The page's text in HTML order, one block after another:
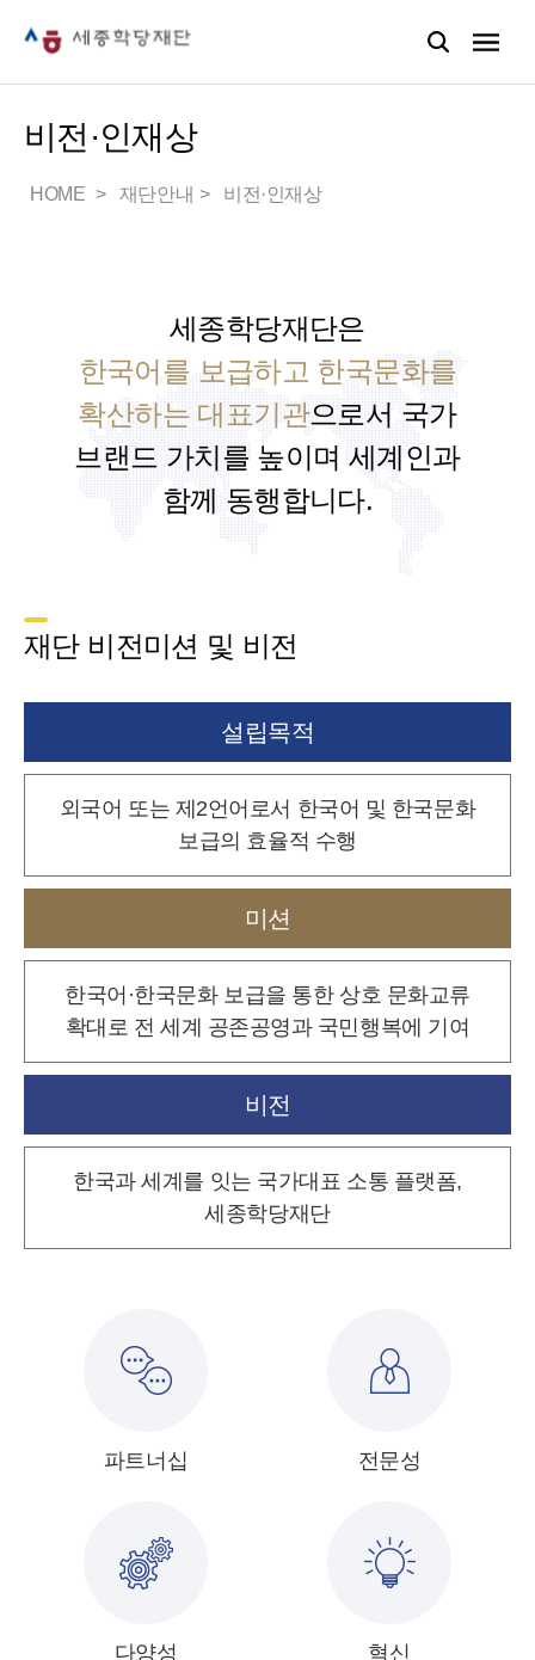
비전·인재상
HOME 재단안내 비전·인재상
세종학당재단은
한국어를 보급하고 한국문화를
확산하는 대표기관으로서 국가
브랜드 가치를 높이며 세계인과
함께 동행합니다.
재단 비전미션 및 비전
설립목적
외국어 또는 제2언어로서 한국어 및 한국문화
보급의 효율적 수행
미션
한국어·한국문화 보급을 통한 상호 문화교류
확대로 전 세계 공존공영과 국민행복에 기여
비전
한국과 세계를 잇는 국가대표 소통 플랫폼,
세종학당재단
파트너십 전문성
다양성 혁신